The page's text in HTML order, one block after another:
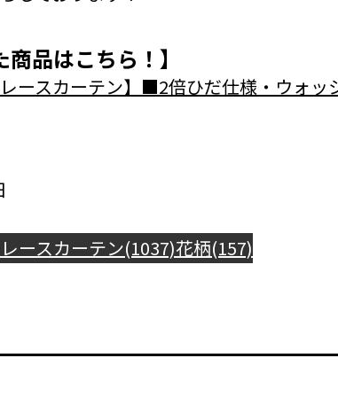
品はこちら！】
ースカーテン】■2倍ひだ仕様・ウォ
レースカーテン(1037)花柄(157)